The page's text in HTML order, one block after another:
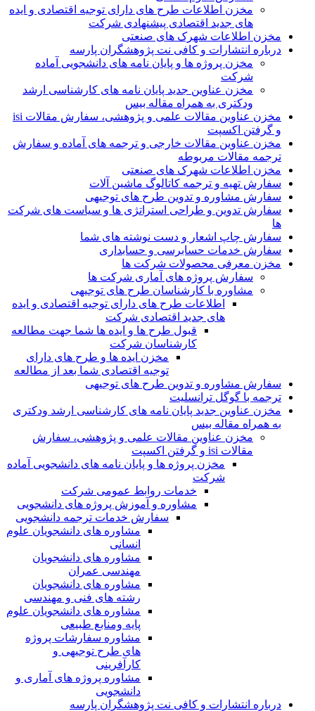
مخزن اطلاعات طرح های دارای توجیه اقتصادی و ایده
های جدید اقتصادی پیشنهادی شرکت
مخزن اطلاعات شهرک های صنعتی
درباره انتشارات و کافی نت پژوهشگران پارسه
مخزن پروژه ها و پایان نامه های دانشجویی آماده
شرکت
مخزن عناوین جدید پایان نامه های کارشناسی ارشد
ودکتری به همراه مقاله بیس
مخزن عناوین مقالات علمی و پژوهشی، سفارش مقالات isi
و گرفتن اکسپت
مخزن عناوین مقالات خارجی و ترجمه های آماده و سفارش
ترجمه مقالات مربوطه
مخزن اطلاعات شهرک های صنعتی
سفارش تهیه و ترجمه کاتالوگ ماشین آلات
سفارش مشاوره و تدوین طرح های توجیهی
سفارش تدوین و طراحی استراتژی ها و سیاست های شرکت
ها
سفارش چاپ اشعار و دست نوشته های شما
سفارش خدمات حسابرسی و حسابداری
مخزن معرفی محصولات شرکت ها
سفارش پروژه های آماری شرکت ها
مشاوره با کارشناسان طرح های توجیهی
اطلاعات طرح های دارای توجیه اقتصادی و ایده
های جدید اقتصادی شرکت
قبول طرح ها و ایده ها شما جهت مطالعه
کارشناسان شرکت
مخزن ایده ها و طرح های دارای
توجیه اقتصادی شما بعد از مطالعه
سفارش مشاوره و تدوین طرح های توجیهی
ترجمه با گوگل ترانسلیت
مخزن عناوین جدید پایان نامه های کارشناسی ارشد ودکتری
به همراه مقاله بیس
مخزن عناوین مقالات علمی و پژوهشی، سفارش
مقالات isi و گرفتن اکسپت
مخزن پروژه ها و پایان نامه های دانشجویی آماده
شرکت
خدمات روابط عمومی شرکت
مشاوره و آموزش پروژه های دانشجویی
سفارش خدمات ترجمه دانشجویی
مشاوره های دانشجویان علوم
انسانی
مشاوره های دانشجویان
مهندسی عمران
مشاوره های دانشجویان
رشته های فنی و مهندسی
مشاوره های دانشجویان علوم
پایه ومنابع طبیعی
مشاوره سفارشات پروژه
های طرح توجیهی و
کارآفرینی
مشاوره پروژه های آماری و
دانشجویی
درباره انتشارات و کافی نت پژوهشگران پارسه